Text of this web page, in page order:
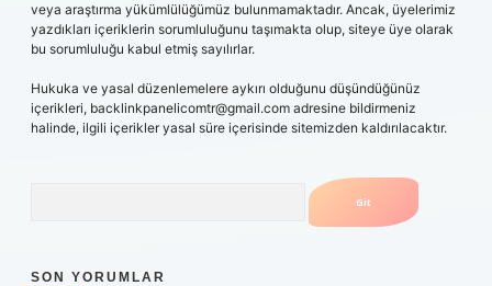
veya araştırma yükümlülüğümüz bulunmamaktadır. Ancak, üyelerimiz
yazdıkları içeriklerin sorumluluğunu taşımakta olup, siteye üye olarak
bu sorumluluğu kabul etmiş sayılırlar.
Hukuka ve yasal düzenlemelere aykırı olduğunu düşündüğünüz
içerikleri, backlinkpanelicomtr@gmail.com adresine bildirmeniz
halinde, ilgili içerikler yasal süre içerisinde sitemizden kaldırılacaktır.
SON YORUMLAR